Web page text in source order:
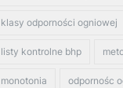
klasy odporności ogniowej
listy kontrolne bhp
monotonia odpornośc